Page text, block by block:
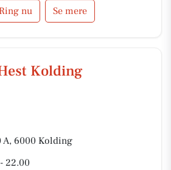
Ring nu Se mere
Kolding
A, 6000 Kolding
22.00